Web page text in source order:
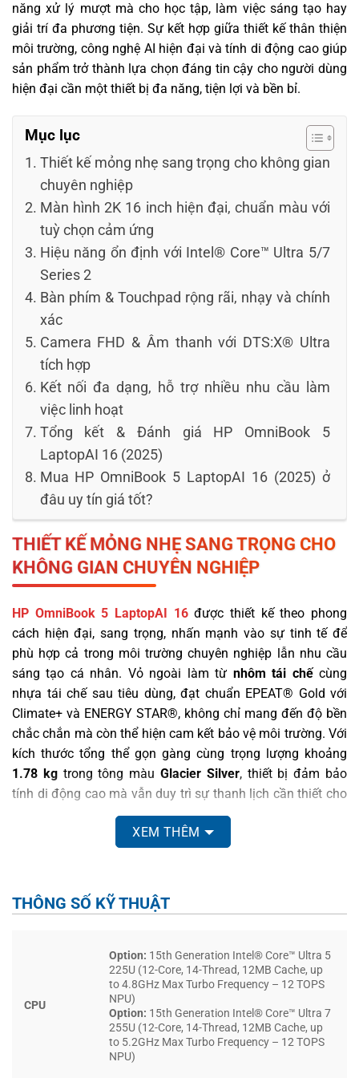
năng xử lý mượt mà cho học tập, làm việc sáng tạo hay
giải trí đa phương tiện. Sự kết hợp giữa thiết kế thân thiện
môi trường, công nghệ AI hiện đại và tính di động cao giúp
sản phẩm trở thành lựa chọn đáng tin cậy cho người dùng
hiện đại cần một thiết bị đa năng, tiện lợi và bền bỉ.
Mục lục
Thiết kế mỏng nhẹ sang trọng cho không gian
chuyên nghiệp
Màn hình 2K 16 inch hiện đại, chuẩn màu với
tuỳ chọn cảm ứng
Hiệu năng ổn định với Intel® Core™ Ultra 5/7
Series 2
Bàn phím & Touchpad rộng rãi, nhạy và chính
xác
Camera FHD & Âm thanh với DTS:X® Ultra
tích hợp
Kết nối đa dạng, hỗ trợ nhiều nhu cầu làm
việc linh hoạt
Tổng kết & Đánh giá HP OmniBook 5
LaptopAI 16 (2025)
Mua HP OmniBook 5 LaptopAI 16 (2025) ở
đâu uy tín giá tốt?
THIẾT KẾ MỎNG NHẸ SANG TRỌNG CHO
KHÔNG GIAN CHUYÊN NGHIỆP
HP OmniBook 5 LaptopAI 16được thiết kế theo phong
cách hiện đại, sang trọng, nhấn mạnh vào sự tinh tế để
phù hợp cả trong môi trường chuyên nghiệp lẫn nhu cầu
sáng tạo cá nhân. Vỏ ngoài làm từ nhôm tái chếcùng
nhựa tái chế sau tiêu dùng, đạt chuẩn EPEAT® Gold với
Climate+ và ENERGY STAR®, không chỉ mang đến độ bền
chắc chắn mà còn thể hiện cam kết bảo vệ môi trường. Với
kích thước tổng thể gọn gàng cùng trọng lượng khoảng
1.78 kgtrong tông màuGlacier Silver, thiết bị đảm bảo
tính di động cao mà vẫn duy trì sự thanh lịch cần thiết cho
công việc hàng ngày.
XEM THÊM
THÔNG SỐ KỸ THUẬT
CPU
Option: 15th Generation Intel® Core™ Ultra 5
225U (12-Core, 14-Thread, 12MB Cache, up
to 4.8GHz Max Turbo Frequency – 12 TOPS
NPU)
Option: 15th Generation Intel® Core™ Ultra 7
255U (12-Core, 14-Thread, 12MB Cache, up
to 5.2GHz Max Turbo Frequency – 12 TOPS
NPU)